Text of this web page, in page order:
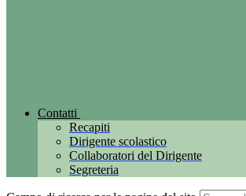
Contatti
Recapiti
Dirigente scolastico
Collaboratori del Dirigente
Segreteria